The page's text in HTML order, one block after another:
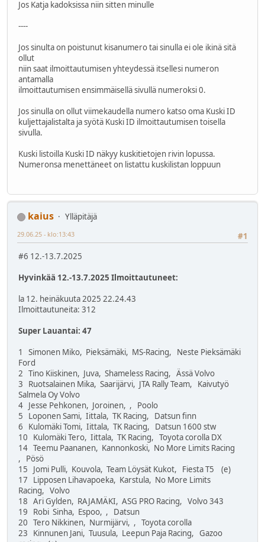
Jos Katja kadoksissa niin sitten minulle
----
Jos sinulta on poistunut kisanumero tai sinulla ei ole ikinä sitä
ollut
niin saat ilmoittautumisen yhteydessä itsellesi numeron
antamalla
ilmoittautumisen ensimmäisellä sivullä numeroksi 0.
Jos sinulla on ollut viimekaudella numero katso oma Kuski ID
kuljettajalistalta ja syötä Kuski ID ilmoittautumisen toisella
sivulla.
Kuski listoilla Kuski ID näkyy kuskitietojen rivin lopussa.
Numeronsa menettäneet on listattu kuskilistan loppuun
kaius
Ylläpitäjä
#1
29.06.25 - klo:13:43
#6 12.-13.7.2025
Hyvinkää 12.-13.7.2025 Ilmoittautuneet:
la 12. heinäkuuta 2025 22.24.43
Ilmoittautuneita: 312
Super Lauantai: 47
1 Simonen Miko, Pieksämäki, MS-Racing, Neste Pieksämäki
Ford
2 Tino Kiiskinen, Juva, Shameless Racing, Ässä Volvo
3 Ruotsalainen Mika, Saarijärvi, JTA Rally Team, Kaivutyö
Salmela Oy Volvo
4 Jesse Pehkonen, Joroinen, , Poolo
5 Loponen Sami, Iittala, TK Racing, Datsun finn
6 Kulomäki Tomi, Iittala, TK Racing, Datsun 1600 stw
10 Kulomäki Tero, Iittala, TK Racing, Toyota corolla DX
14 Teemu Paananen, Kannonkoski, No More Limits Racing
, Pösö
15 Jomi Pulli, Kouvola, Team Löysät Kukot, Fiesta T5 (e)
17 Lipposen Lihavapoeka, Karstula, No More Limits
Racing, Volvo
18 Ari Gylden, RAJAMÄKI, ASG PRO Racing, Volvo 343
19 Robi Sinha, Espoo, , Datsun
20 Tero Nikkinen, Nurmijärvi, , Toyota corolla
23 Kinnunen Jani, Tuusula, Leepun Paja Racing, Gazoo